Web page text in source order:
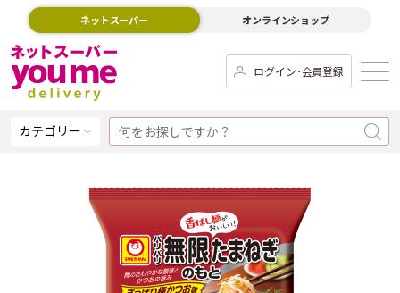
ネットスーパー オンラインショップ
ログイン･会員登録
カテゴリー